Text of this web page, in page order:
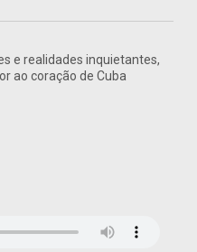
e realidades inquietantes,
ao coração de Cuba